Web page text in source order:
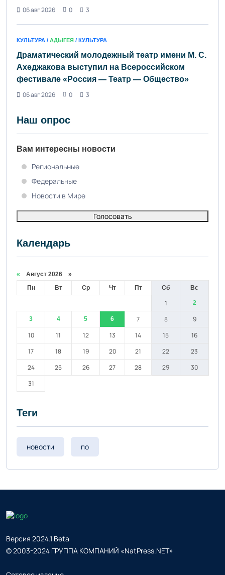
06 авг 2026
0 3
КУЛЬТУРА / АДЫГЕЯ / КУЛЬТУРА
Драматический молодежный театр имени М. С.
Ахеджакова выступил на Всероссийском
фестивале «Россия — Театр — Общество»
06 авг 2026
0 3
Наш опрос
Вам интересны новости
Региональные
Федеральные
Новости в Мире
Голосовать
Календарь
« Август 2026 »
Пн
Вт Ср Чт Пт Сб Вс
1 2
3 4 5 6 7 8
9
10
11 12 13 14 15
16
17
18 19 20 21 22
23
24
25 26 27 28 29
30
31
Теги
новости по
Версия 2024.1 Beta
© 2003-2024 ГРУППА КОМПАНИЙ «NatPress.NET»